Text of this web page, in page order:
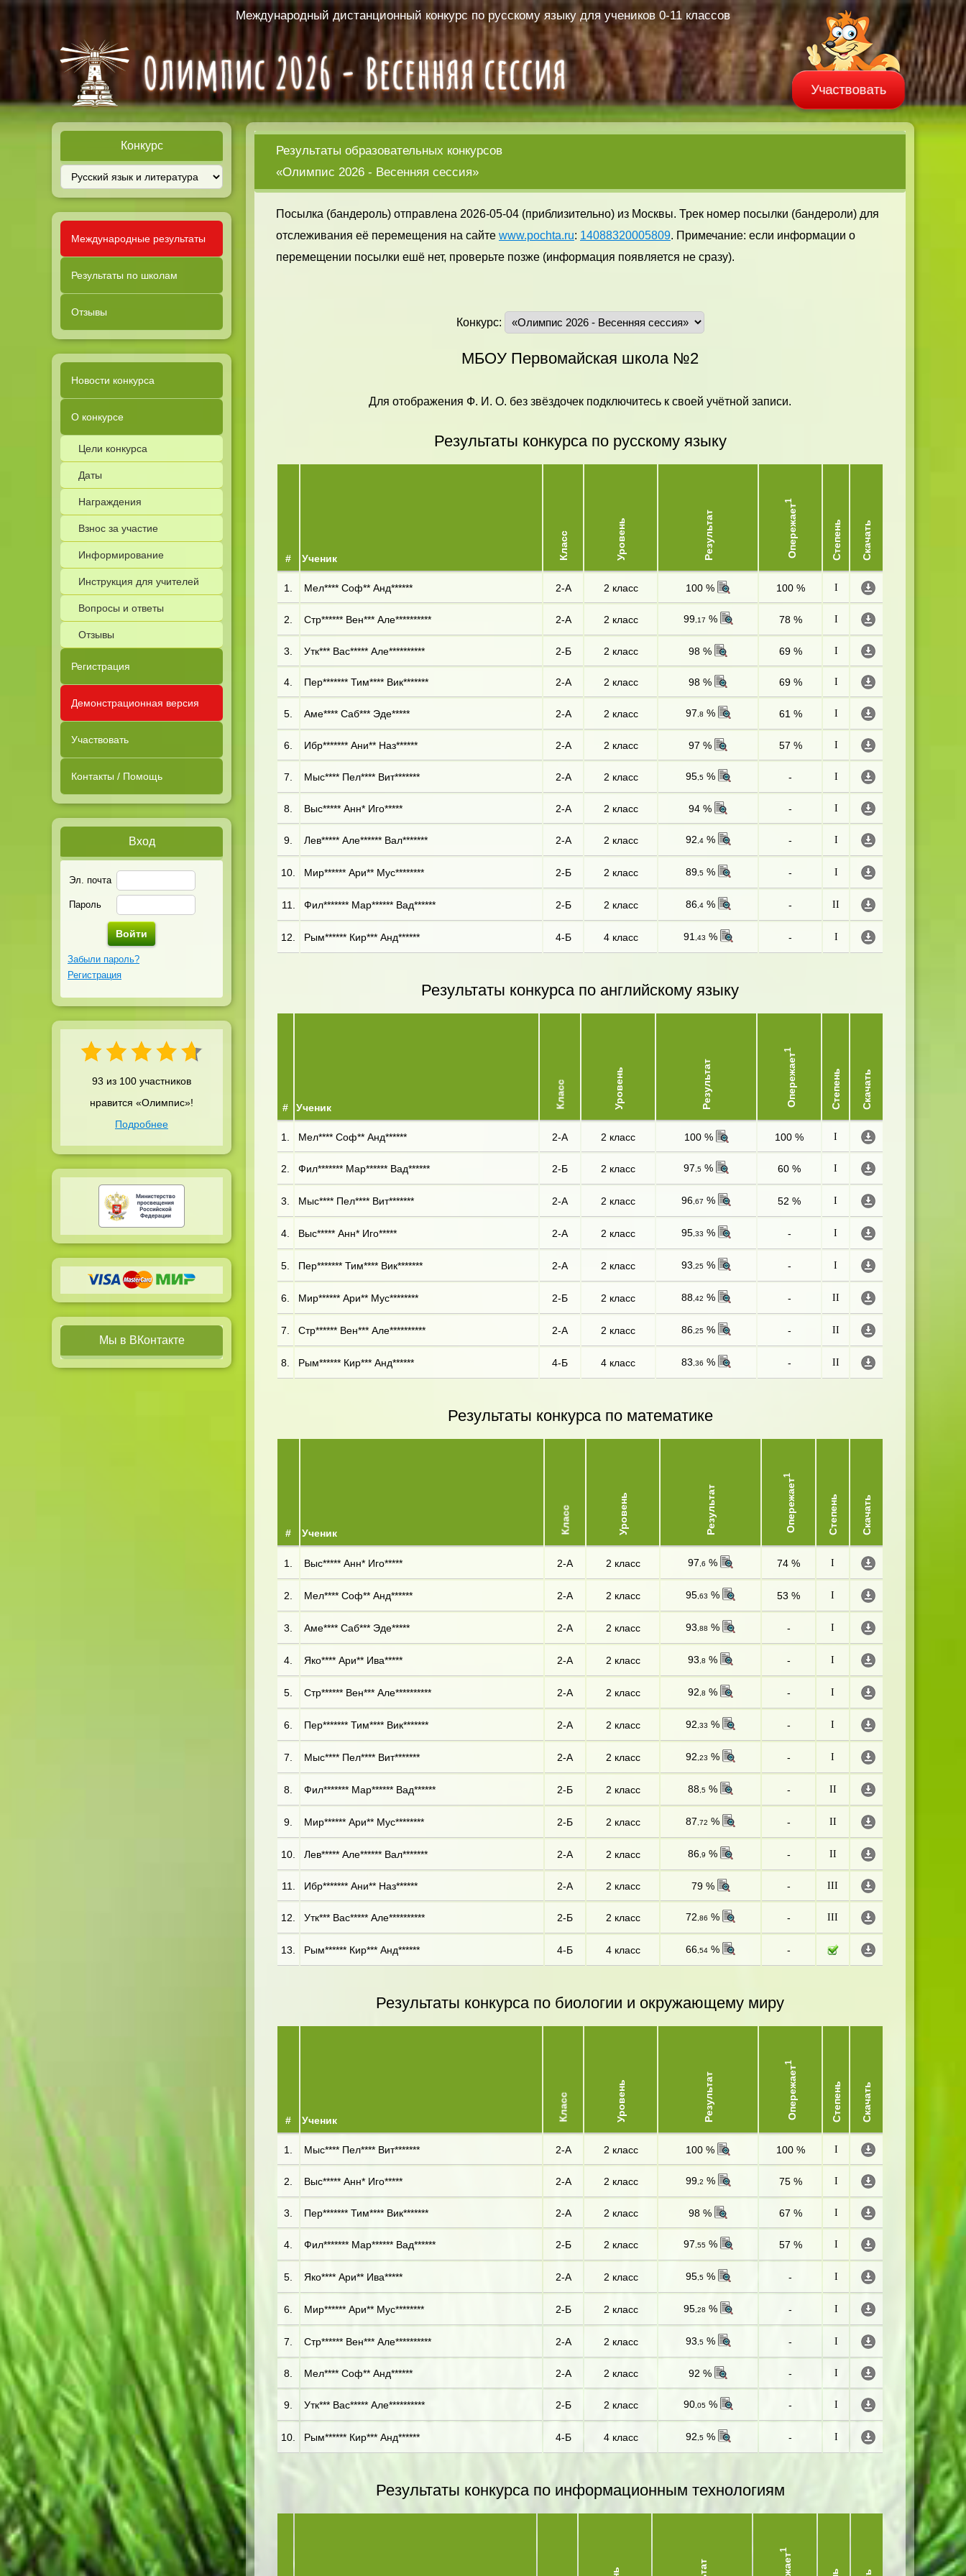
Международный дистанционный конкурс по русскому языку для учеников 0-11 классов
Участвовать
Конкурс
Международные результаты
Результаты по школам
Отзывы
Новости конкурса
О конкурсе
Цели конкурса
Даты
Награждения
Взнос за участие
Информирование
Инструкция для учителей
Вопросы и ответы
Отзывы
Регистрация
Демонстрационная версия
Участвовать
Контакты / Помощь
Вход
Эл. почта
Пароль
Забыли пароль?
Регистрация
93 из 100 участников
нравится «Олимпис»!
Подробнее
Мы в ВКонтакте
Результаты образовательных конкурсов
«Олимпис 2026 - Весенняя сессия»
Посылка (бандероль) отправлена 2026-05-04 (приблизительно) из Москвы. Трек номер посылки (бандероли) для
отслеживания её перемещения на сайте www.pochta.ru: 14088320005809. Примечание: если информации о
перемещении посылки ешё нет, проверьте позже (информация появляется не сразу).
Конкурс:
МБОУ Первомайская школа №2
Для отображения Ф. И. О. без звёздочек подключитесь к своей учётной записи.
Результаты конкурса по русскому языку
# Ученик Класс Уровень Результат Опережает
1
Степень Скачать
1. Мел**** Соф** Анд****** 2-А 2 класс 100 % 100 % I
2. Стр****** Вен*** Але********** 2-А 2 класс 99,17 % 78 % I
3. Утк*** Вас***** Але********** 2-Б 2 класс 98 % 69 % I
4. Пер******* Тим**** Вик******* 2-А 2 класс 98 % 69 % I
5. Аме**** Саб*** Эде***** 2-А 2 класс 97 ,8 % 61 % I
6. Ибр******* Ани** Наз****** 2-А 2 класс 97 % 57 % I
7. Мыс**** Пел**** Вит******* 2-А 2 класс 95,5% - I
8. Выс***** Анн* Иго***** 2-А 2 класс 94 % - I
9. Лев***** Але****** Вал******* 2-А 2 класс 92 ,4% - I
10. Мир****** Ари** Мус******** 2-Б 2 класс 89,5% - I
11. Фил******* Мар****** Вад****** 2-Б 2 класс 86,4% - II
12. Рым****** Кир*** Анд****** 4-Б 4 класс 91 ,43 % - I
Результаты конкурса по английскому языку
# Ученик Класс Уровень Результат Опережает
1
Степень Скачать
1. Мел**** Соф** Анд****** 2-А 2 класс 100 % 100 % I
2. Фил******* Мар****** Вад****** 2-Б 2 класс 97 ,5 % 60 % I
3. Мыс**** Пел**** Вит******* 2-А 2 класс 96 ,67 % 52 % I
4. Выс***** Анн* Иго***** 2-А 2 класс 95 ,33 % - I
5. Пер******* Тим**** Вик******* 2-А 2 класс 93 ,25 % - I
6. Мир****** Ари** Мус******** 2-Б 2 класс 88 ,42 % - II
7. Стр****** Вен*** Але********** 2-А 2 класс 86 ,25 % - II
8. Рым****** Кир*** Анд****** 4-Б 4 класс 83 ,36 % - II
Результаты конкурса по математике
# Ученик Класс Уровень Результат Опережает
1
Степень Скачать
1. Выс***** Анн* Иго***** 2-А 2 класс 97 ,6 % 74 % I
2. Мел**** Соф** Анд****** 2-А 2 класс 95 ,63 % 53 % I
3. Аме**** Саб*** Эде***** 2-А 2 класс 93 ,88 % - I
4. Яко**** Ари** Ива***** 2-А 2 класс 93 ,8 % - I
5. Стр****** Вен*** Але********** 2-А 2 класс 92 ,8 % - I
6. Пер******* Тим**** Вик******* 2-А 2 класс 92 ,33 % - I
7. Мыс**** Пел**** Вит******* 2-А 2 класс 92 ,23 % - I
8. Фил******* Мар****** Вад****** 2-Б 2 класс 88 ,5 % - II
9. Мир****** Ари** Мус******** 2-Б 2 класс 87 ,72 % - II
10. Лев***** Але****** Вал******* 2-А 2 класс 86 ,9 % - II
11. Ибр******* Ани** Наз****** 2-А 2 класс 79 % - III
12. Утк*** Вас***** Але********** 2-Б 2 класс 72 ,86 % - III
13. Рым****** Кир*** Анд****** 4-Б 4 класс 66 ,54 % -
Результаты конкурса по биологии и окружающему миру
# Ученик Класс Уровень Результат Опережает
1
Степень Скачать
1. Мыс**** Пел**** Вит******* 2-А 2 класс 100 % 100 % I
2. Выс***** Анн* Иго***** 2-А 2 класс 99,2 % 75 % I
3. Пер******* Тим**** Вик******* 2-А 2 класс 98 % 67 % I
4. Фил******* Мар****** Вад****** 2-Б 2 класс 97 ,55% 57 % I
5. Яко**** Ари** Ива***** 2-А 2 класс 95,5% - I
6. Мир****** Ари** Мус******** 2-Б 2 класс 95,28 % - I
7. Стр****** Вен*** Але********** 2-А 2 класс 93 ,5% - I
8. Мел**** Соф** Анд****** 2-А 2 класс 92 % - I
9. Утк*** Вас***** Але********** 2-Б 2 класс 90,05% - I
10. Рым****** Кир*** Анд****** 4-Б 4 класс 92 ,5% - I
Результаты конкурса по информационным технологиям
1